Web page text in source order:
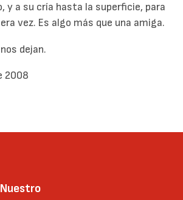
y a su cría hasta la superficie, para
vez. Es algo más que una amiga.
dejan.
2008